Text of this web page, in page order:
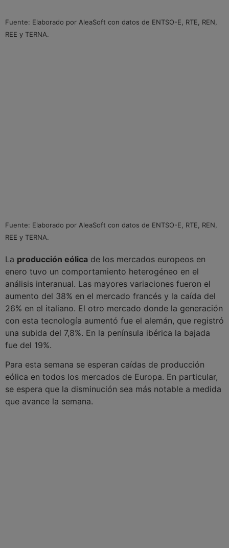
Fuente: Elaborado por AleaSoft con datos de ENTSO-E, RTE, REN,
REE y TERNA.
Fuente: Elaborado por AleaSoft con datos de ENTSO-E, RTE, REN,
REE y TERNA.
La producción eólica de los mercados europeos en
enero tuvo un comportamiento heterogéneo en el
análisis interanual. Las mayores variaciones fueron el
aumento del 38% en el mercado francés y la caída del
26% en el italiano. El otro mercado donde la generación
con esta tecnología aumentó fue el alemán, que registró
una subida del 7,8%. En la península ibérica la bajada
fue del 19%.
Para esta semana se esperan caídas de producción
eólica en todos los mercados de Europa. En particular,
se espera que la disminución sea más notable a medida
que avance la semana.